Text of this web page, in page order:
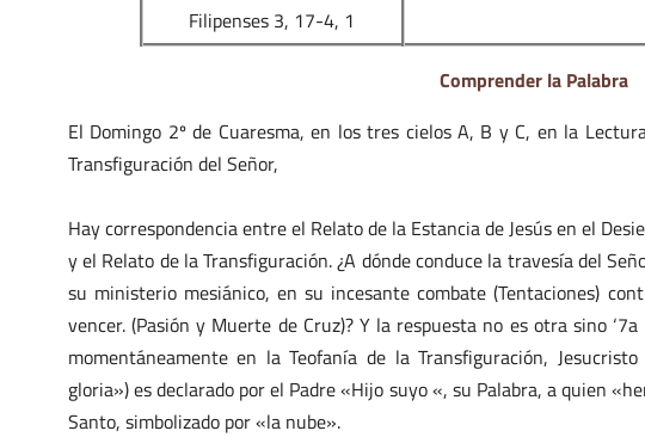
Filipenses 3, 17-4, 1
Comprender la Palabra
El Domingo 2º de Cuaresma, en los tres cielos A, B y C, en la
Transfiguración del Señor,
Hay correspondencia entre el Relato de la Estancia de Jesús en el
y el Relato de la Transfiguración. ¿A dónde conduce la travesía del
su ministerio mesiánico, en su incesante combate (Tentaciones)
vencer. (Pasión y Muerte de Cruz)? Y la respuesta no es otra sino
momentáneamente en la Teofanía de la Transfiguración,
gloria») es declarado por el Padre «Hijo suyo «, su Palabra, a quien
Santo, simbolizado por «la nube».